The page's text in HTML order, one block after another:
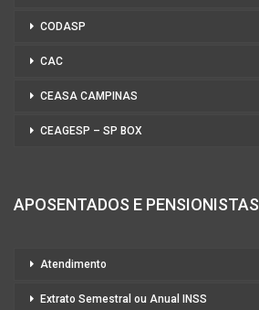
CODASP
CAC
CEASA CAMPINAS
CEAGESP – SP BOX
APOSENTADOS E PENSIONISTAS
Atendimento
Extrato Semestral ou Anual INSS